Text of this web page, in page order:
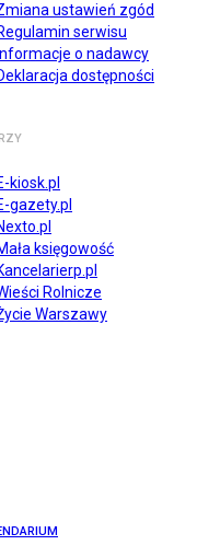
ustawień zgód
serwisu
Informacje o nadawcy
dostępności
kiosk.pl
gazety.pl
księgowość
Rolnicze
Warszawy